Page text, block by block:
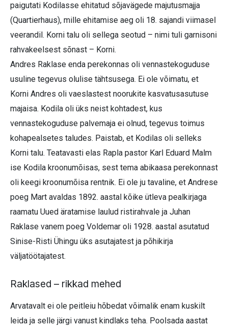
paigutati Kodilasse ehitatud sõjavägede majutusmajja
(Quartier­haus), mille ehitamise aeg oli 18. sajandi viimasel
veerandil. Korni talu oli sellega seotud – nimi tuli garnisoni
rahvakeelsest sõnast – Korni.
Andres Raklase enda perekonnas oli vennastekoguduse
usuline tegevus olulise tähtsusega. Ei ole võimatu, et
Korni Andres oli vaeslastest noorukite kasvatusasutuse
majaisa. Kodila oli üks neist kohtadest, kus
vennastekoguduse palvemaja ei olnud, tegevus toimus
kohapealsetes taludes. Paistab, et Kodilas oli selleks
Korni talu. Teatavasti elas Rapla pastor Karl Eduard Malm
ise Kodila kroonumõisas, sest tema abikaasa perekonnast
oli keegi kroonumõisa rentnik. Ei ole ju tavaline, et Andrese
poeg Mart avaldas 1892. aastal kõike ütleva pealkirjaga
raamatu Uued äratamise laulud ristirahvale ja Juhan
Raklase vanem poeg Voldemar oli 1928. aastal asutatud
Sinise-Risti Ühingu üks asutajatest ja põhikirja
väljatöötajatest.
Raklased – rikkad mehed
Arvatavalt ei ole peitleiu hõbedat võimalik enam kuskilt
leida ja selle järgi vanust kindlaks teha. Poolsada aastat